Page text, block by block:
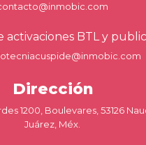
activaciones BTL y
Dirección
1200, Boulevares, 53126
Juárez, Méx.